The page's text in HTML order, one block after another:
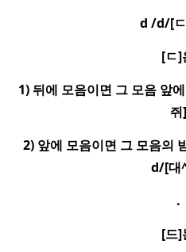
d /d/[ㄷ
[ㄷ]
1) 뒤에 모음이면 그 모음 앞
쥐]
2) 앞에 모음이면 그 모음의
d/[대
.
[드]